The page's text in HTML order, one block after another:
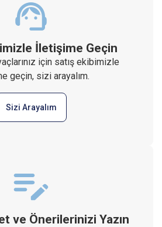
İletişime Geçin
için satış ekibimizle
geçin, sizi arayalım.
Sizi Arayalım
ve Önerilerinizi Yazın